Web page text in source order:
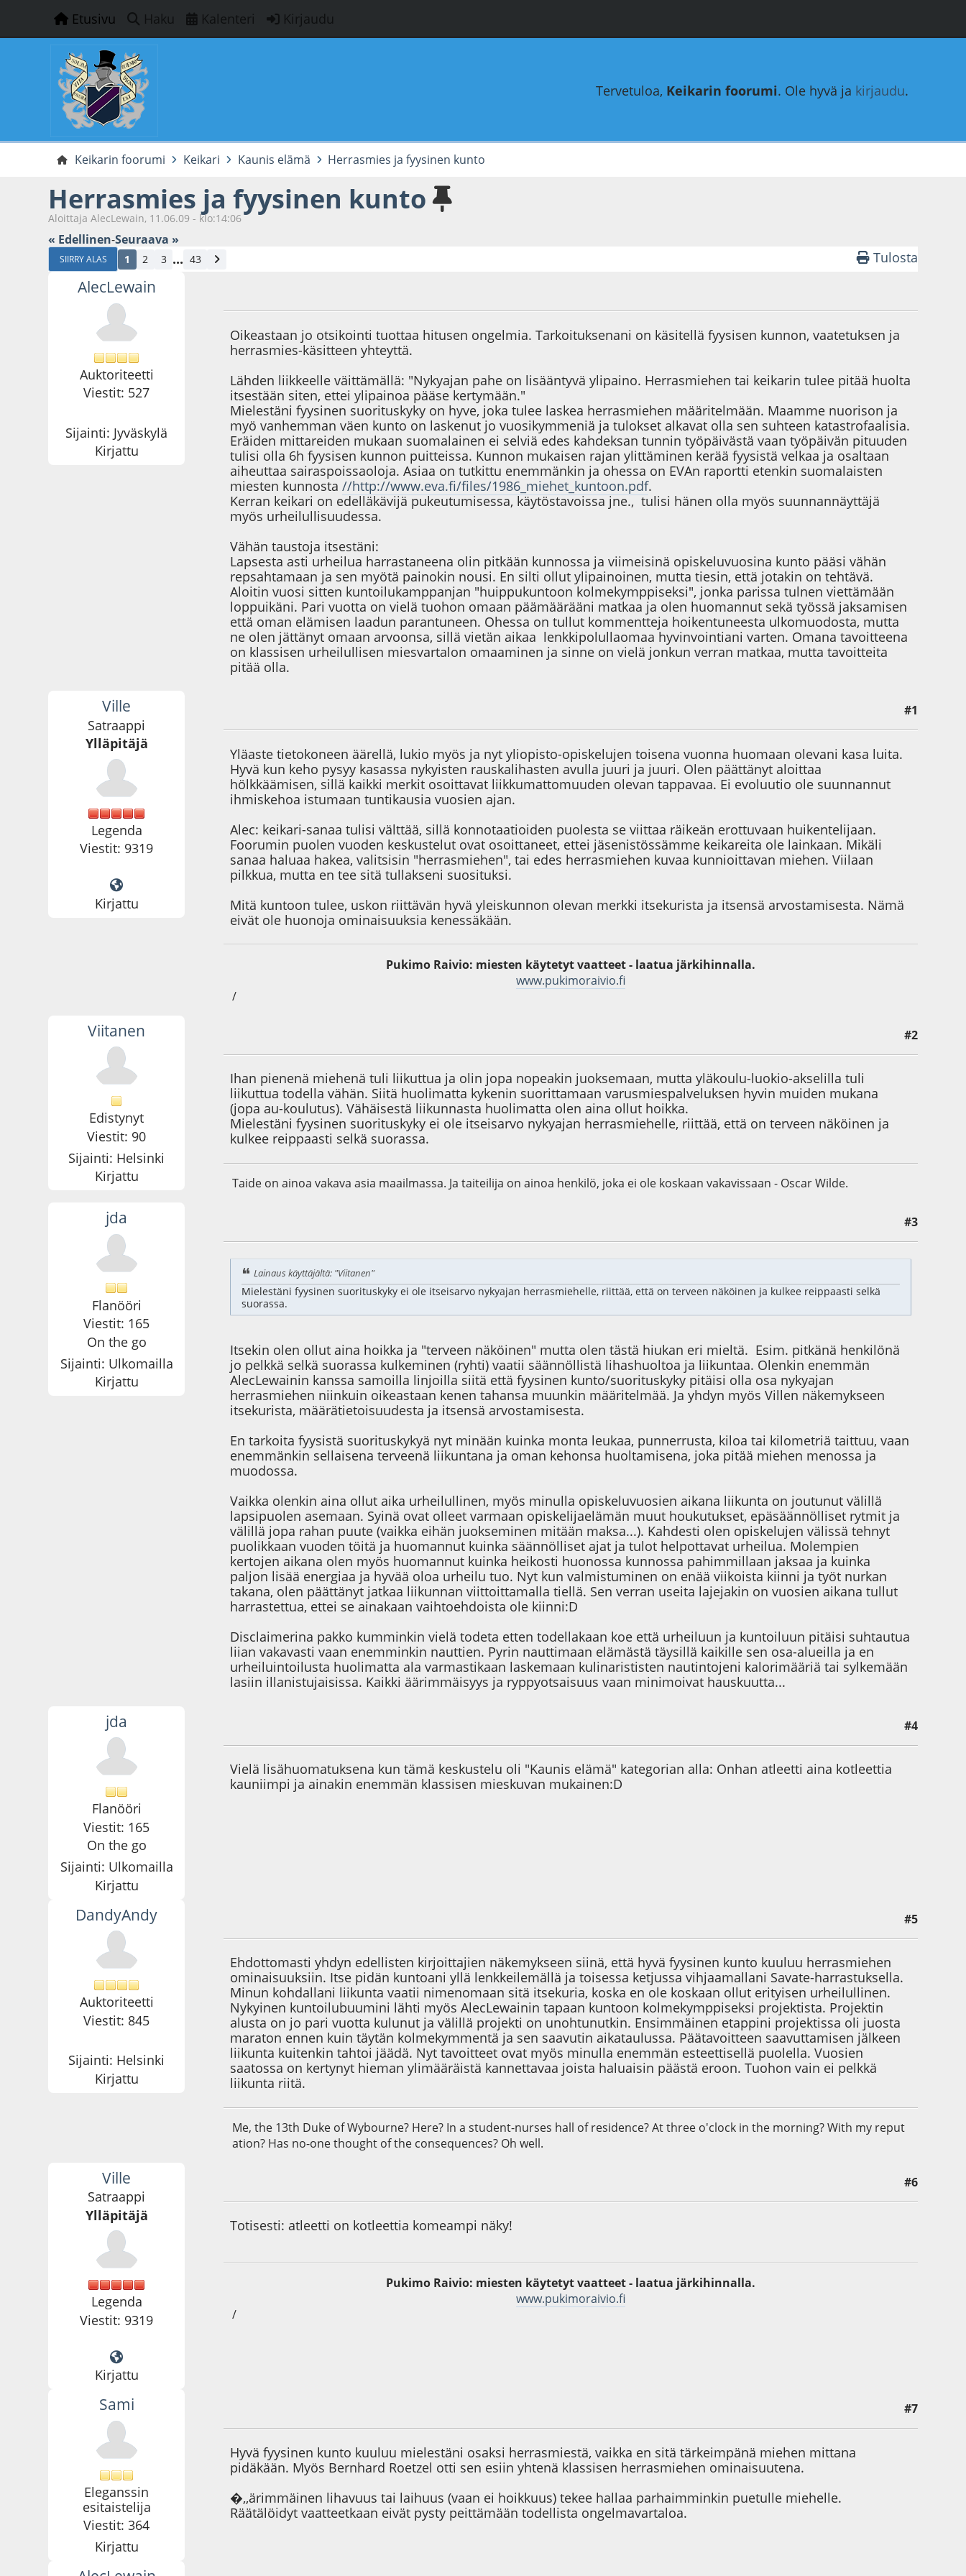
Etusivu Haku Kalenteri Kirjaudu
Tervetuloa, Keikarin foorumi. Ole hyvä ja kirjaudu.
Keikarin foorumi Keikari Kaunis elämä Herrasmies ja fyysinen kunto
Herrasmies ja fyysinen kunto
Aloittaja AlecLewain, 11.06.09 - klo:14:06
« Edellinen-Seuraava »
SIIRRY ALAS 1 2 3 ... 43 Tulosta
AlecLewain
Auktoriteetti
Viestit: 527
Sijainti: Jyväskylä
Kirjattu
Oikeastaan jo otsikointi tuottaa hitusen ongelmia. Tarkoituksenani on käsitellä fyysisen kunnon, vaatetuksen ja
herrasmies-käsitteen yhteyttä.
Lähden liikkeelle väittämällä: "Nykyajan pahe on lisääntyvä ylipaino. Herrasmiehen tai keikarin tulee pitää huolta
itsestään siten, ettei ylipainoa pääse kertymään."
Mielestäni fyysinen suorituskyky on hyve, joka tulee laskea herrasmiehen määritelmään. Maamme nuorison ja
myö vanhemman väen kunto on laskenut jo vuosikymmeniä ja tulokset alkavat olla sen suhteen katastrofaalisia.
Eräiden mittareiden mukaan suomalainen ei selviä edes kahdeksan tunnin työpäivästä vaan työpäivän pituuden
tulisi olla 6h fyysisen kunnon puitteissa. Kunnon mukaisen rajan ylittäminen kerää fyysistä velkaa ja osaltaan
aiheuttaa sairaspoissaoloja. Asiaa on tutkittu enemmänkin ja ohessa on EVAn raportti etenkin suomalaisten
miesten kunnosta//http://www.eva.fi/files/1986_miehet_kuntoon.pdf.
Kerran keikari on edelläkävijä pukeutumisessa, käytöstavoissa jne., tulisi hänen olla myös suunnannäyttäjä
myös urheilullisuudessa.
Vähän taustoja itsestäni:
Lapsesta asti urheilua harrastaneena olin pitkään kunnossa ja viimeisinä opiskeluvuosina kunto pääsi vähän
repsahtamaan ja sen myötä painokin nousi. En silti ollut ylipainoinen, mutta tiesin, että jotakin on tehtävä.
Aloitin vuosi sitten kuntoilukamppanjan "huippukuntoon kolmekymppiseksi", jonka parissa tulnen viettämään
loppuikäni. Pari vuotta on vielä tuohon omaan päämäärääni matkaa ja olen huomannut sekä työssä jaksamisen
että oman elämisen laadun parantuneen. Ohessa on tullut kommentteja hoikentuneesta ulkomuodosta, mutta
ne olen jättänyt omaan arvoonsa, sillä vietän aikaa lenkkipolullaomaa hyvinvointiani varten. Omana tavoitteena
on klassisen urheilullisen miesvartalon omaaminen ja sinne on vielä jonkun verran matkaa, mutta tavoitteita
pitää olla.
Ville
Satraappi
Ylläpitäjä
Legenda
Viestit: 9319
Kirjattu
#1
Yläaste tietokoneen äärellä, lukio myös ja nyt yliopisto-opiskelujen toisena vuonna huomaan olevani kasa luita.
Hyvä kun keho pysyy kasassa nykyisten rauskalihasten avulla juuri ja juuri. Olen päättänyt aloittaa
hölkkäämisen, sillä kaikki merkit osoittavat liikkumattomuuden olevan tappavaa. Ei evoluutio ole suunnannut
ihmiskehoa istumaan tuntikausia vuosien ajan.
Alec: keikari-sanaa tulisi välttää, sillä konnotaatioiden puolesta se viittaa räikeän erottuvaan huikentelijaan.
Foorumin puolen vuoden keskustelut ovat osoittaneet, ettei jäsenistössämme keikareita ole lainkaan. Mikäli
sanaa haluaa hakea, valitsisin "herrasmiehen", tai edes herrasmiehen kuvaa kunnioittavan miehen. Viilaan
pilkkua, mutta en tee sitä tullakseni suosituksi.
Mitä kuntoon tulee, uskon riittävän hyvä yleiskunnon olevan merkki itsekurista ja itsensä arvostamisesta. Nämä
eivät ole huonoja ominaisuuksia kenessäkään.
Pukimo Raivio: miesten käytetyt vaatteet - laatua järkihinnalla.
www.pukimoraivio.fi
/
Viitanen
Edistynyt
Viestit: 90
Sijainti: Helsinki
Kirjattu
#2
Ihan pienenä miehenä tuli liikuttua ja olin jopa nopeakin juoksemaan, mutta yläkoulu-luokio-akselilla tuli
liikuttua todella vähän. Siitä huolimatta kykenin suorittamaan varusmiespalveluksen hyvin muiden mukana
(jopa au-koulutus). Vähäisestä liikunnasta huolimatta olen aina ollut hoikka.
Mielestäni fyysinen suorituskyky ei ole itseisarvo nykyajan herrasmiehelle, riittää, että on terveen näköinen ja
kulkee reippaasti selkä suorassa.
Taide on ainoa vakava asia maailmassa. Ja taiteilija on ainoa henkilö, joka ei ole koskaan vakavissaan - Oscar Wilde.
jda
Flanööri
Viestit: 165
On the go
Sijainti: Ulkomailla
Kirjattu
#3
Lainaus käyttäjältä: "Viitanen"
Mielestäni fyysinen suorituskyky ei ole itseisarvo nykyajan herrasmiehelle, riittää, että on terveen näköinen ja kulkee reippaasti selkä
suorassa.
Itsekin olen ollut aina hoikka ja "terveen näköinen" mutta olen tästä hiukan eri mieltä. Esim. pitkänä henkilönä
jo pelkkä selkä suorassa kulkeminen (ryhti) vaatii säännöllistä lihashuoltoa ja liikuntaa. Olenkin enemmän
AlecLewainin kanssa samoilla linjoilla siitä että fyysinen kunto/suorituskyky pitäisi olla osa nykyajan
herrasmiehen niinkuin oikeastaan kenen tahansa muunkin määritelmää. Ja yhdyn myös Villen näkemykseen
itsekurista, määrätietoisuudesta ja itsensä arvostamisesta.
En tarkoita fyysistä suorituskykyä nyt minään kuinka monta leukaa, punnerrusta, kiloa tai kilometriä taittuu, vaan
enemmänkin sellaisena terveenä liikuntana ja oman kehonsa huoltamisena, joka pitää miehen menossa ja
muodossa.
Vaikka olenkin aina ollut aika urheilullinen, myös minulla opiskeluvuosien aikana liikunta on joutunut välillä
lapsipuolen asemaan. Syinä ovat olleet varmaan opiskelijaelämän muut houkutukset, epäsäännölliset rytmit ja
välillä jopa rahan puute (vaikka eihän juokseminen mitään maksa...). Kahdesti olen opiskelujen välissä tehnyt
puolikkaan vuoden töitä ja huomannut kuinka säännölliset ajat ja tulot helpottavat urheilua. Molempien
kertojen aikana olen myös huomannut kuinka heikosti huonossa kunnossa pahimmillaan jaksaa ja kuinka
paljon lisää energiaa ja hyvää oloa urheilu tuo. Nyt kun valmistuminen on enää viikoista kiinni ja työt nurkan
takana, olen päättänyt jatkaa liikunnan viittoittamalla tiellä. Sen verran useita lajejakin on vuosien aikana tullut
harrastettua, ettei se ainakaan vaihtoehdoista ole kiinni:D
Disclaimerina pakko kumminkin vielä todeta etten todellakaan koe että urheiluun ja kuntoiluun pitäisi suhtautua
liian vakavasti vaan enemminkin nauttien. Pyrin nauttimaan elämästä täysillä kaikille sen osa-alueilla ja en
urheiluintoilusta huolimatta ala varmastikaan laskemaan kulinarististen nautintojeni kalorimääriä tai sylkemään
lasiin illanistujaisissa. Kaikki äärimmäisyys ja ryppyotsaisuus vaan minimoivat hauskuutta...
jda
Flanööri
Viestit: 165
On the go
Sijainti: Ulkomailla
Kirjattu
#4
Vielä lisähuomatuksena kun tämä keskustelu oli "Kaunis elämä" kategorian alla: Onhan atleetti aina kotleettia
kauniimpi ja ainakin enemmän klassisen mieskuvan mukainen:D
DandyAndy
Auktoriteetti
Viestit: 845
Sijainti: Helsinki
Kirjattu
#5
Ehdottomasti yhdyn edellisten kirjoittajien näkemykseen siinä, että hyvä fyysinen kunto kuuluu herrasmiehen
ominaisuuksiin. Itse pidän kuntoani yllä lenkkeilemällä ja toisessa ketjussa vihjaamallani Savate-harrastuksella.
Minun kohdallani liikunta vaatii nimenomaan sitä itsekuria, koska en ole koskaan ollut erityisen urheilullinen.
Nykyinen kuntoilubuumini lähti myös AlecLewainin tapaan kuntoon kolmekymppiseksi projektista. Projektin
alusta on jo pari vuotta kulunut ja välillä projekti on unohtunutkin. Ensimmäinen etappini projektissa oli juosta
maraton ennen kuin täytän kolmekymmentä ja sen saavutin aikataulussa. Päätavoitteen saavuttamisen jälkeen
liikunta kuitenkin tahtoi jäädä. Nyt tavoitteet ovat myös minulla enemmän esteettisellä puolella. Vuosien
saatossa on kertynyt hieman ylimääräistä kannettavaa joista haluaisin päästä eroon. Tuohon vain ei pelkkä
liikunta riitä.
Me, the 13th Duke of Wybourne? Here? In a student-nurses hall of residence? At three o'clock in the morning? With my reput
ation? Has no-one thought of the consequences? Oh well.
Ville
Satraappi
Ylläpitäjä
Legenda
Viestit: 9319
Kirjattu
#6
Totisesti: atleetti on kotleettia komeampi näky!
Pukimo Raivio: miesten käytetyt vaatteet - laatua järkihinnalla.
www.pukimoraivio.fi
/
Sami
Eleganssin
esitaistelija
Viestit: 364
Kirjattu
#7
Hyvä fyysinen kunto kuuluu mielestäni osaksi herrasmiestä, vaikka en sitä tärkeimpänä miehen mittana
pidäkään. Myös Bernhard Roetzel otti sen esiin yhtenä klassisen herrasmiehen ominaisuutena.
�,,ärimmäinen lihavuus tai laihuus (vaan ei hoikkuus) tekee hallaa parhaimminkin puetulle miehelle.
Räätälöidyt vaatteetkaan eivät pysty peittämään todellista ongelmavartaloa.